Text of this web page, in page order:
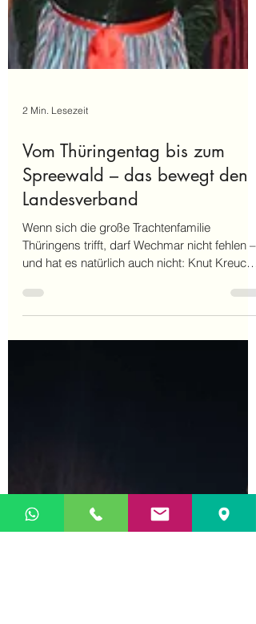
Thüringens trifft, darf Wechmar nicht fehlen –
Gründer...